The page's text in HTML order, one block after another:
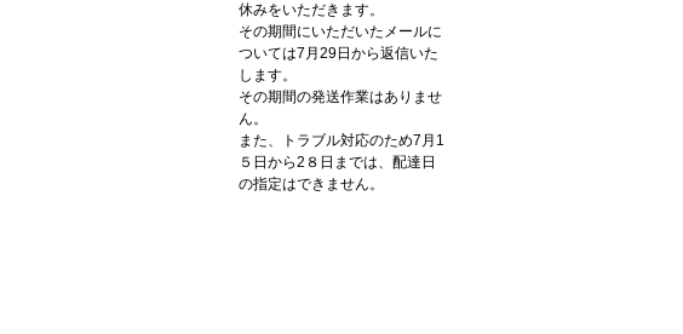
休みをいただきます。
その期間にいただいたメールに
ついては7月29日から返信いた
します。
その期間の発送作業はありませ
ん。
また、トラブル対応のため7月1
５日から2８日までは、配達日
の指定はできません。